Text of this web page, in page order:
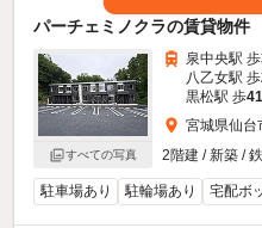
パーチェミノクラの賃貸物件
すべての写真
泉中央駅 歩
八乙女駅 歩
黒松駅 歩41
宮城県仙台
2階建 / 新築 /
駐車場あり 駐輪場あり 宅配ボ